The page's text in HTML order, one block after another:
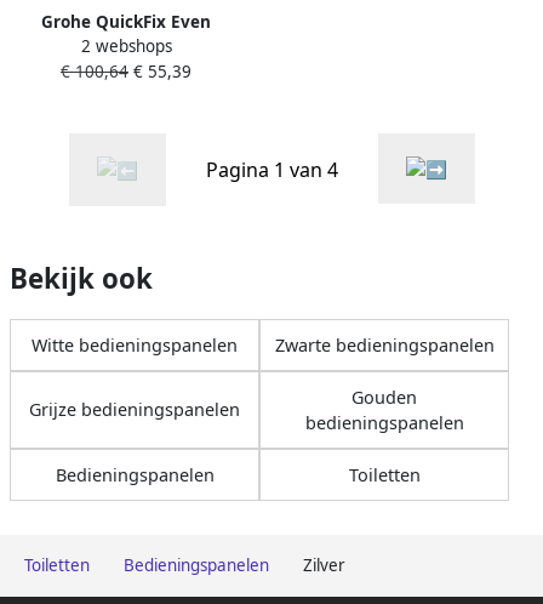
Toiletten Bedieningspanelen Zilver
Grohe QuickFix Even
bedieningspaneel chroom
voor QuickFix Rapid SL
2 webshops
€ 100,64 € 55,39
Pagina 1 van 4
Bekijk ook
Witte bedieningspanelen Zwarte bedieningspanelen
Grijze bedieningspanelen
Gouden
bedieningspanelen
Bedieningspanelen Toiletten